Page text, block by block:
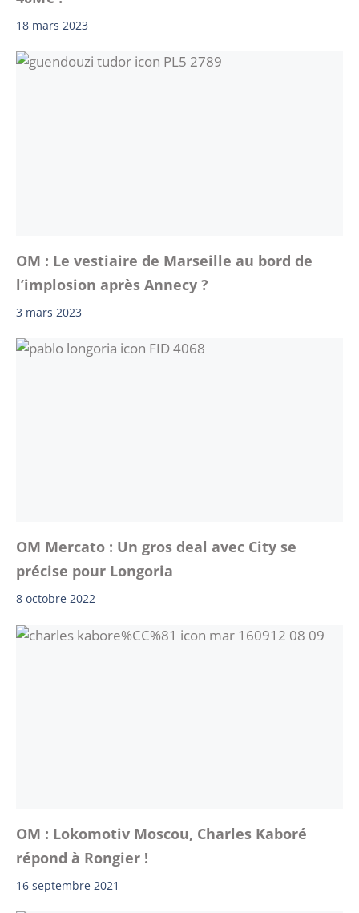
18 mars 2023
OM : Le vestiaire de Marseille au bord de
l’implosion après Annecy ?
3 mars 2023
OM Mercato : Un gros deal avec City se
précise pour Longoria
8 octobre 2022
OM : Lokomotiv Moscou, Charles Kaboré
répond à Rongier !
16 septembre 2021